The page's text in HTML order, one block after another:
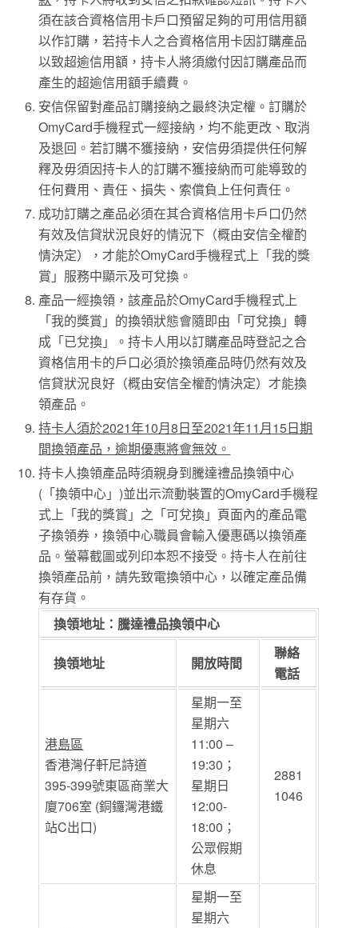
須在該合資格信用卡戶口預留足夠的可用信用額
以作訂購，若持卡人之合資格信用卡因訂購產品
以致超逾信用額，持卡人將須繳付因訂購產品而
產生的超逾信用額手續費。
安信保留對產品訂購接納之最終決定權。訂購於
OmyCard手機程式一經接納，均不能更改、取消
及退回。若訂購不獲接納，安信毋須提供任何解
釋及毋須因持卡人的訂購不獲接納而可能導致的
任何費用、責任、損失、索償負上任何責任。
成功訂購之產品必須在其合資格信用卡戶口仍然
有效及信貸狀況良好的情況下（概由安信全權酌
情決定），才能於OmyCard手機程式上「我的獎
賞」服務中顯示及可兌換。
產品一經換領，該產品於OmyCard手機程式上
「我的獎賞」的換領狀態會隨即由「可兌換」轉
成「已兌換」。持卡人用以訂購產品時登記之合
資格信用卡的戶口必須於換領產品時仍然有效及
信貸狀況良好（概由安信全權酌情決定）才能換
領產品。
持卡人須於2021年10月8日至2021年11月15日期
間換領產品，逾期優惠將會無效。
持卡人換領產品時須親身到騰達禮品換領中心
(「換領中心」)並出示流動裝置的OmyCard手機程
式上「我的獎賞」之「可兌換」頁面內的產品電
子換領券，換領中心職員會輸入優惠碼以換領產
品。螢幕截圖或列印本恕不接受。持卡人在前往
換領產品前，請先致電換領中心，以確定產品備
有存貨。
換領地址：騰達禮品換領中心
換領地址 開放時間
聯絡
電話
港島區
香港灣仔軒尼詩道
395-399號東區商業大
廈706室 (銅鑼灣港鐵
站C出口)
星期一至
星期六
11:00 –
19:30；
星期日
12:00-
18:00；
公眾假期
休息
2881
1046
星期一至
星期六